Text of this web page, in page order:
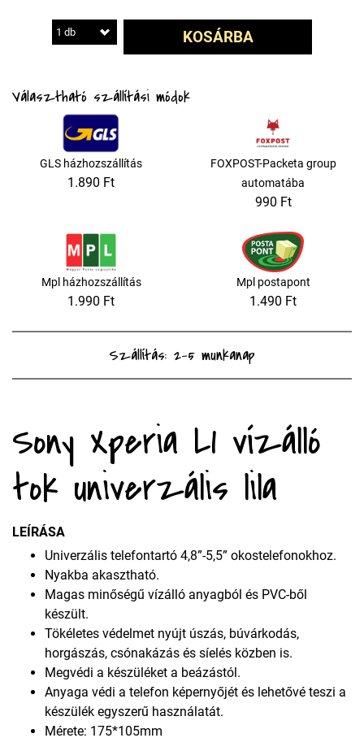
1 db KOSÁRBA
Választható szállítási módok
GLS házhozszállítás
1.890 Ft
FOXPOST-Packeta group
automatába
990 Ft
Mpl házhozszállítás
1.990 Ft
Mpl postapont
1.490 Ft
Szállítás: 2-5 munkanap
Sony Xperia L1 vízálló
tok univerzális lila
LEÍRÁSA
Univerzális telefontartó 4,8”-5,5” okostelefonokhoz.
Nyakba akasztható.
Magas minőségű vízálló anyagból és PVC-ből
készült.
Tökéletes védelmet nyújt úszás, búvárkodás,
horgászás, csónakázás és síelés közben is.
Megvédi a készüléket a beázástól.
Anyaga védi a telefon képernyőjét és lehetővé teszi a
készülék egyszerű használatát.
Mérete: 175*105mm